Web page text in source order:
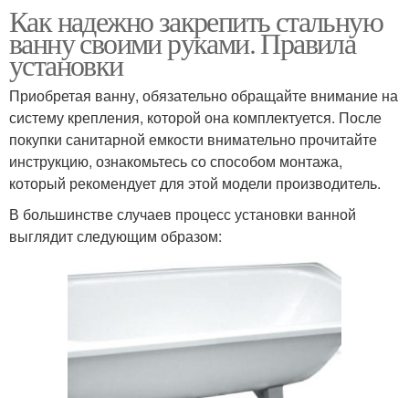
Как надежно закрепить стальную
ванну своими руками. Правила
установки
Приобретая ванну, обязательно обращайте внимание на
систему крепления, которой она комплектуется. После
покупки санитарной емкости внимательно прочитайте
инструкцию, ознакомьтесь со способом монтажа,
который рекомендует для этой модели производитель.
В большинстве случаев процесс установки ванной
выглядит следующим образом: